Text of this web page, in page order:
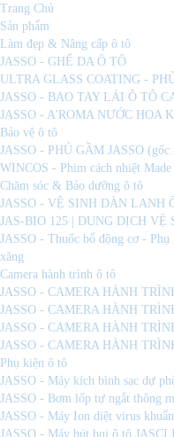
Trang Chủ
Sản phẩm
Làm đẹp & Nâng cấp ô tô
JASSO - GHẾ DA Ô TÔ
ULTRA GLASS COATING -
JASSO - BAO TAY LÁI Ô TÔ
JASSO - A'ROMA NƯỚC HOA
Bảo vệ ô tô
JASSO - PHỦ GẦM JASSO (gốc
WINCOS - Phim cách nhiệt Made
Chăm sóc & Bảo dưỡng ô tô
JASSO - VỆ SINH DÀN LANH
JAS-BIO 125 | DUNG DỊCH
JASSO - Thuốc bổ động cơ -
xăng
Camera hành trình ô tô
JASSO - CAMERA HÀNH
JASSO - CAMERA HÀNH
JASSO - CAMERA HÀNH
JASSO - CAMERA HÀNH
Phụ kiện ô tô
JASSO - Máy kích bình sạc dự
JASSO - Bơm lốp tự ngắt thông
JASSO - Máy Ion diệt virus
JASSO - Máy hút bụi ô tô